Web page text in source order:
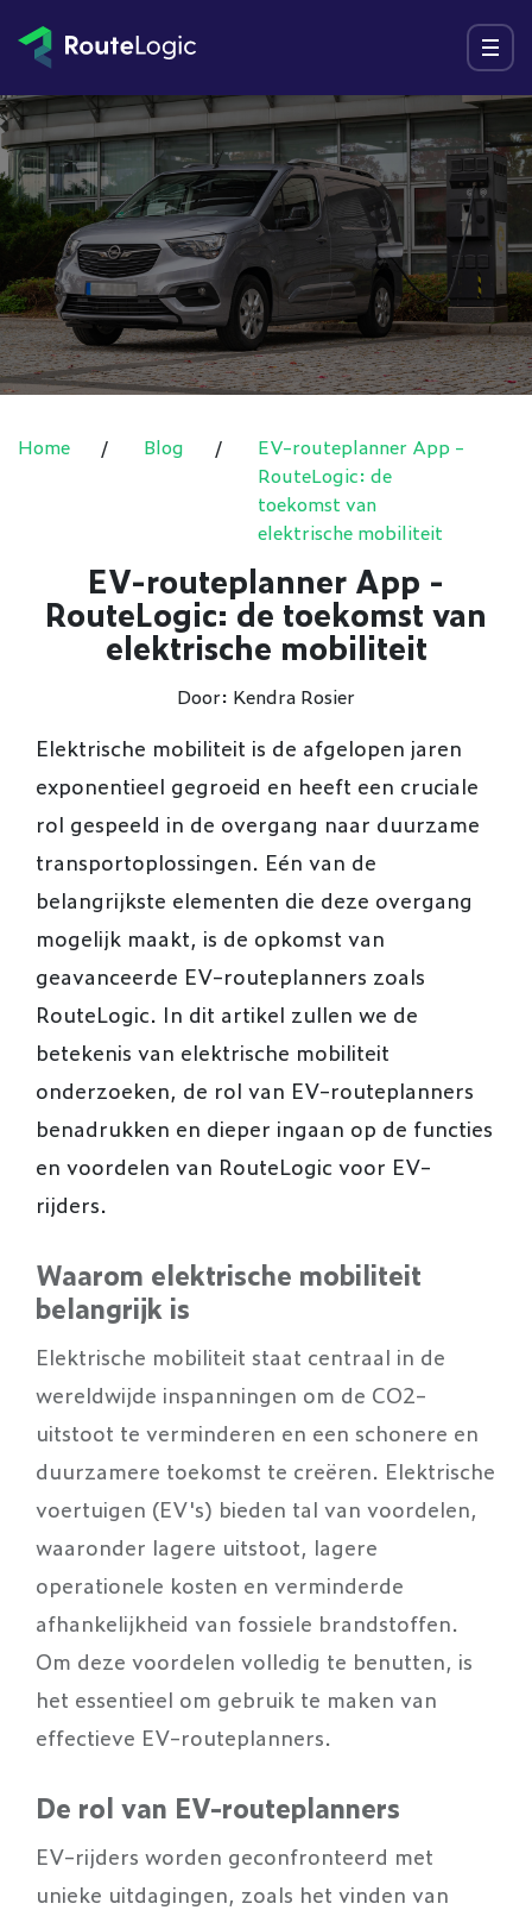
Menu
Home / Blog /
EV-routeplanner App -
RouteLogic: de
toekomst van
elektrische mobiliteit
EV-routeplanner App -
RouteLogic: de toekomst van
elektrische mobiliteit
Door: Kendra Rosier
Elektrische mobiliteit is de afgelopen jaren
exponentieel gegroeid en heeft een cruciale
rol gespeeld in de overgang naar duurzame
transportoplossingen. Eén van de
belangrijkste elementen die deze overgang
mogelijk maakt, is de opkomst van
geavanceerde EV-routeplanners zoals
RouteLogic. In dit artikel zullen we de
betekenis van elektrische mobiliteit
onderzoeken, de rol van EV-routeplanners
benadrukken en dieper ingaan op de functies
en voordelen van RouteLogic voor EV-
rijders.
Waarom elektrische mobiliteit
belangrijk is
Elektrische mobiliteit staat centraal in de
wereldwijde inspanningen om de CO2-
uitstoot te verminderen en een schonere en
duurzamere toekomst te creëren. Elektrische
voertuigen (EV's) bieden tal van voordelen,
waaronder lagere uitstoot, lagere
operationele kosten en verminderde
afhankelijkheid van fossiele brandstoffen.
Om deze voordelen volledig te benutten, is
het essentieel om gebruik te maken van
effectieve EV-routeplanners.
De rol van EV-routeplanners
EV-rijders worden geconfronteerd met
unieke uitdagingen, zoals het vinden van